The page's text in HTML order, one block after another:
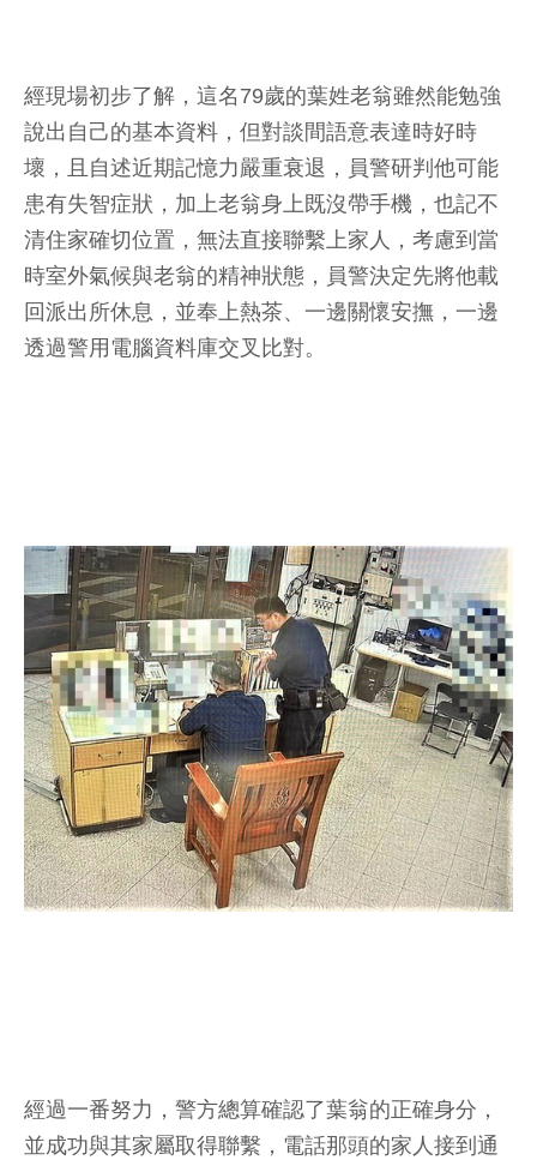
經現場初步了解，這名79歲的葉姓老翁雖然能勉強
說出自己的基本資料，但對談間語意表達時好時
壞，且自述近期記憶力嚴重衰退，員警研判他可能
患有失智症狀，加上老翁身上既沒帶手機，也記不
清住家確切位置，無法直接聯繫上家人，考慮到當
時室外氣候與老翁的精神狀態，員警決定先將他載
回派出所休息，並奉上熱茶、一邊關懷安撫，一邊
透過警用電腦資料庫交叉比對。
經過一番努力，警方總算確認了葉翁的正確身分，
並成功與其家屬取得聯繫，電話那頭的家人接到通